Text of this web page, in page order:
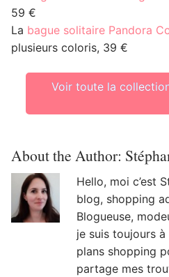
59 €
La bague solitaire Pandora
plusieurs coloris, 39 €
Voir toute la
About the Author:
Hello, moi c’est
blog, shopping
Blogueuse,
je suis toujours
plans shopping
partage mes